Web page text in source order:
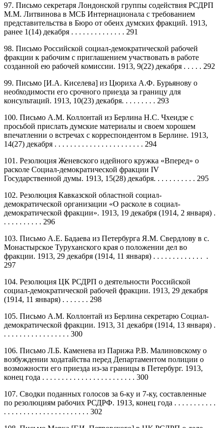
97. Письмо секретаря Лондонской группы содействия РСДРП
М.М. Литвинова в МСБ Интернационала с требованием
представительства в Бюро от обеих думских фракций. 1913,
ранее 1(14) декабря . . . . . . . . . . . . . . 291
98. Письмо Российской социал-демократической рабочей
фракции к рабочим с приглашением участвовать в работе
созданной ею рабочей комиссии. 1913, 9(22) декабря . . . . . 292
99. Письмо [И.А. Киселева] из Цюриха А.Ф. Бурьянову о
необходимости его срочного приезда за границу для
консультаций. 1913, 10(23) декабря. . . . . . . . . 293
100. Письмо А.М. Коллонтай из Берлина Н.С. Чхеидзе с
просьбой прислать думские материалы и своем хорошем
впечатлении о встречах с корреспондентом в Берлине. 1913,
14(27) декабря . . . . . . . . . . . . . . . . . . . . . . . 294
101. Резолюция Женевского идейного кружка «Вперед» о
расколе Социал-демократической фракции IV
Государственной думы. 1913, 15(28) декабря. . . . . . . . . . . 295
102. Резолюция Кавказской областной социал-
демократической организации «О расколе в социал-
демократической фракции». 1913, 19 декабря (1914, 2 января) .
. . . . . . . . . . 296
103. Письмо А.Е. Бадаева из Петербурга Я.М. Свердлову в с.
Монастырское Туруханского края о положении дел во
фракции. 1913, 29 декабря (1914, 11 января) . . . . . . . . . . . . . .
297
104. Резолюция ЦК РСДРП о деятельности Российской
социал-демократической рабочей фракции. 1913, 29 декабря
(1914, 11 января) . . . . . . . 298
105. Письмо А.М. Коллонтай из Берлина секретарю Социал-
демократической фракции. 1913, 31 декабря (1914, 13 января) .
. . . . . . . . . . . . . . . . . 300
106. Письмо Л.Б. Каменева из Парижа Р.В. Малиновскому о
возбуждении ходатайства перед Департаментом полиции о
возможности его приезда из-за границы в Петербург. 1913,
конец года . . . . . . . . . . . . . . . . . . . . . . . . 300
107. Сводки поданных голосов за 6-ку и 7-ку, составленные
по резолюциям рабочих РСДРФ. 1913, конец года . . . . . . . . . . .
. . . . . . . . . . . . . . . . . . . . . . 302